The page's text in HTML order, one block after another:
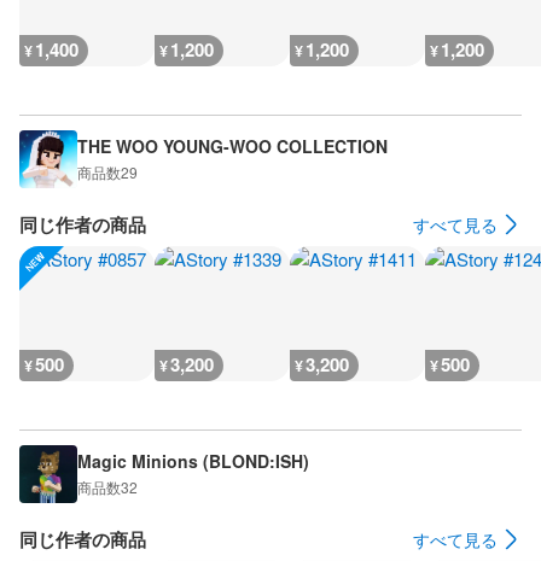
¥1,400 ¥1,200 ¥1,200 ¥1,200
THE WOO YOUNG-WOO COLLECTION
商品数29
同じ作者の商品 すべて見る
¥500 ¥3,200 ¥3,200 ¥500
Magic Minions (BLOND:ISH)
商品数32
同じ作者の商品 すべて見る